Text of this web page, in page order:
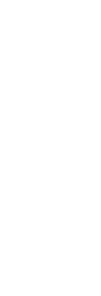
Sitzbank
geht’s